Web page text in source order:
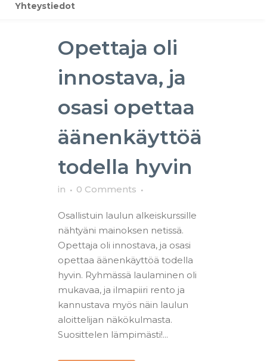
Yhteystiedot
Opettaja oli
innostava, ja
osasi opettaa
äänenkäyttöä
todella hyvin
in 0 Comments
Osallistuin laulun alkeiskurssille
nähtyäni mainoksen netissä.
Opettaja oli innostava, ja osasi
opettaa äänenkäyttöä todella
hyvin. Ryhmässä laulaminen oli
mukavaa, ja ilmapiiri rento ja
kannustava myös näin laulun
aloittelijan näkökulmasta.
Suosittelen lämpimästi!...